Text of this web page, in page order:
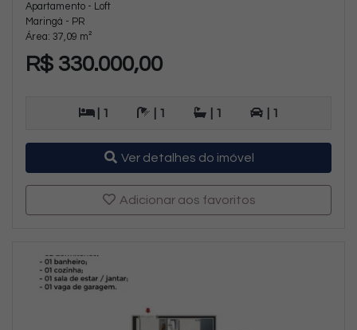
Apartamento - Loft
Maringá - PR
Área: 37,09 m²
R$ 330.000,00
| 1 | 1 | 1 | 1
Ver detalhes do imóvel
Adicionar aos favoritos